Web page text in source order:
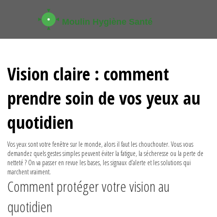
Vision claire : comment
prendre soin de vos yeux au
quotidien
Vos yeux sont votre fenêtre sur le monde, alors il faut les chouchouter. Vous vous
demandez quels gestes simples peuvent éviter la fatigue, la sécheresse ou la perte de
netteté ? On va passer en revue les bases, les signaux d’alerte et les solutions qui
marchent vraiment.
Comment protéger votre vision au
quotidien